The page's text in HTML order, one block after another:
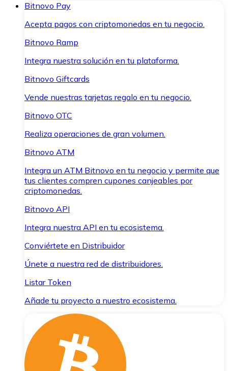
Bitnovo Pay
Acepta pagos con criptomonedas en tu negocio.
Bitnovo Ramp
Integra nuestra solución en tu plataforma.
Bitnovo Giftcards
Vende nuestras tarjetas regalo en tu negocio.
Bitnovo OTC
Realiza operaciones de gran volumen.
Bitnovo ATM
Integra un ATM Bitnovo en tu negocio y permite que
tus clientes compren cupones canjeables por
criptomonedas.
Bitnovo API
Integra nuestra API en tu ecosistema.
Conviértete en Distribuidor
Únete a nuestra red de distribuidores.
Listar Token
Añade tu proyecto a nuestro ecosistema.